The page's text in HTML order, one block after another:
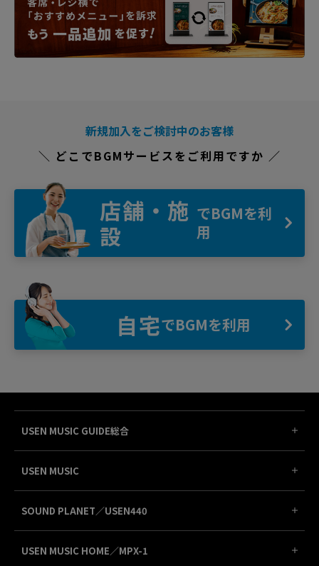
新規加入をご検討中のお客様
＼ どこでBGMサービスをご利用ですか ／
店舗・施
設
でBGMを利
用
自宅でBGMを利用
USEN MUSIC GUIDE総合
USEN MUSIC
SOUND PLANET／USEN440
USEN MUSIC HOME／MPX-1